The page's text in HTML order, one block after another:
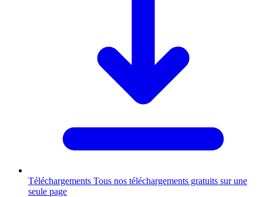
Téléchargements Tous nos téléchargements gratuits sur une
seule page